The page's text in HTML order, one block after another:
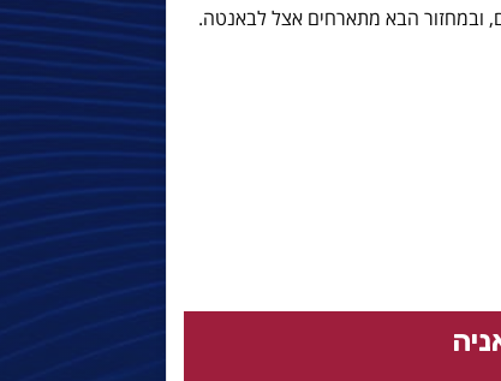
ובמחזור הבא מתארחים אצל לבאנטה.